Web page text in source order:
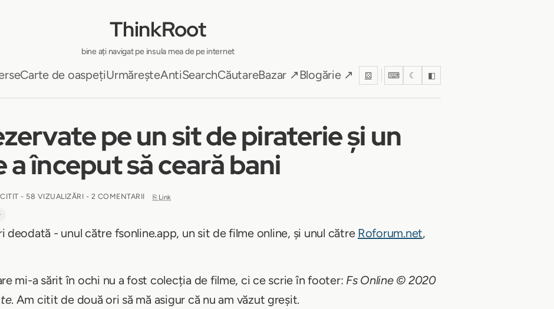
ThinkRoot
bine ați navigat pe insula mea de pe internet
Carte de oaspețiUrmăreșteAntiSearchCăutareBazar ↗ Blogărie ↗ ⚄ ⌨ ☾ ◧
pe un sit de piraterie și un
început să ceară bani
- 58 VIZUALIZĂRI - 2 COMENTARII ⎘ Link
deodată - unul către fsonline.app, un sit de filme online, și unul către Roforum.net,
mi-a sărit în ochi nu a fost colecția de filme, ci ce scrie în footer: Fs Online © 2020
. Am citit de două ori să mă asigur că nu am văzut greșit.